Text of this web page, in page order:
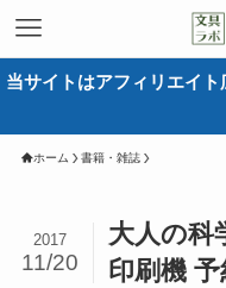
当サイトはアフィリエイ
ホーム 書籍・雑誌
大人の科
印刷機 予
2017
11/20